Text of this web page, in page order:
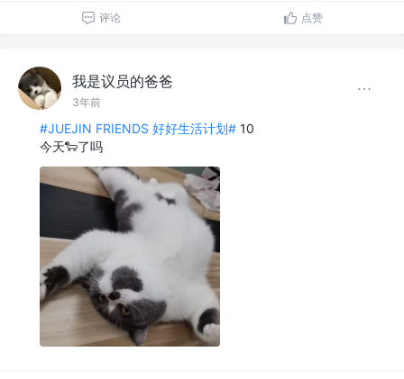
评论 点赞
我是议员的爸爸
3年前
#JUEJIN FRIENDS 好好生活计划# 10
今天🐑了吗